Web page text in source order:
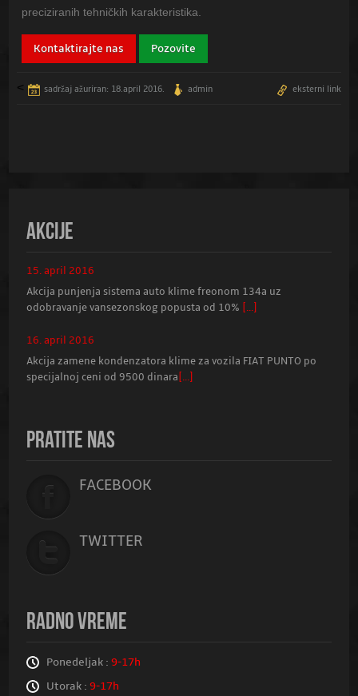
preciziranih tehničkih karakteristika.
Kontaktirajte nas Pozovite
< sadržaj ažuriran: 18.april 2016. admin eksterni link
AKCIJE
15. april 2016
Akcija punjenja sistema auto klime freonom 134a uz
odobravanje vansezonskog popusta od 10%
[...]
16. april 2016
Akcija zamene kondenzatora klime za vozila FIAT PUNTO po
specijalnoj ceni od 9500 dinara [...]
PRATITE NAS
FACEBOOK
TWITTER
RADNO VREME
Ponedeljak :9-17h
Utorak :9-17h